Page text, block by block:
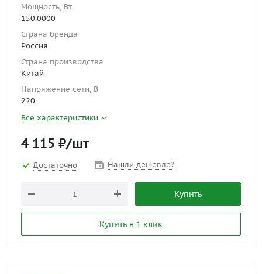
Мощность, Вт
150.0000
Страна бренда
Россия
Страна производства
Китай
Напряжение сети, В
220
Все характеристики
4 115 ₽/шт
Достаточно Нашли дешевле?
Купить
Купить в 1 клик